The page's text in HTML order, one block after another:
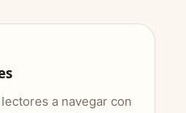
a navegar con